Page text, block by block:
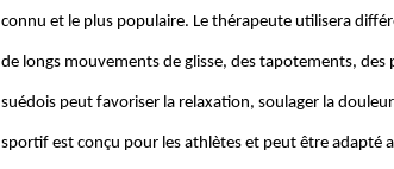
connu et le plus populaire. Le thérapeute utilisera
de longs mouvements de glisse, des tapotements,
suédois peut favoriser la relaxation, soulager la
sportif est conçu pour les athlètes et peut être adapté